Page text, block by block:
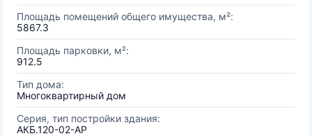
Площадь помещений общего имущества, м²:
5867.3
Площадь парковки, м²:
912.5
Тип дома:
Многоквартирный дом
Серия, тип постройки здания:
АКБ.120-02-АР